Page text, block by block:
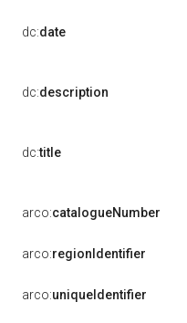
dc:date
dc:description
dc:title
arco:catalogueNumber
arco:regionIdentifier
arco:uniqueIdentifier